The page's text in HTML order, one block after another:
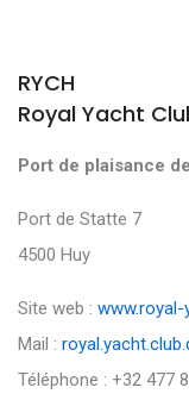
RYCH
Royal Yacht
Port de plaisance
Port de Statte 7
4500 Huy
Site web :
Mail :
Téléphone : +32 477